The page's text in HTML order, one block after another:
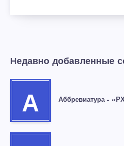
Недавно добавленные
А Аббревиатура –